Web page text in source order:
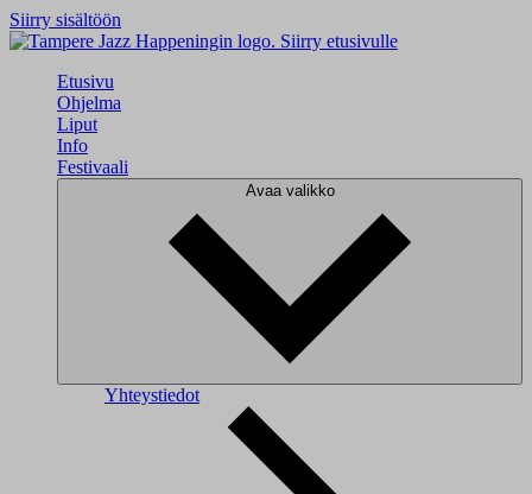
Siirry sisältöön
Siirry etusivulle
Etusivu
Ohjelma
Liput
Info
Festivaali
Avaa valikko
Yhteystiedot